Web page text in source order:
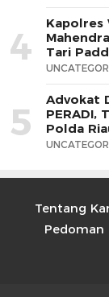
4
Kapolres
Tari
5
Advokat
PERADI,
Polda
Tentang
Pedoman